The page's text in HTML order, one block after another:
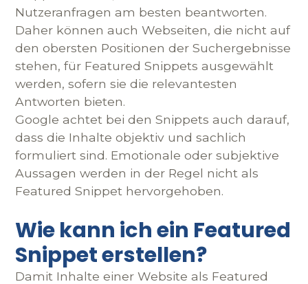
Nutzeranfragen am besten beantworten.
Daher können auch Webseiten, die nicht auf
den obersten Positionen der Suchergebnisse
stehen, für Featured Snippets ausgewählt
werden, sofern sie die relevantesten
Antworten bieten.
Google achtet bei den Snippets auch darauf,
dass die Inhalte objektiv und sachlich
formuliert sind. Emotionale oder subjektive
Aussagen werden in der Regel nicht als
Featured Snippet hervorgehoben.
Wie kann ich ein Featured
Snippet erstellen?
Damit Inhalte einer Website als Featured